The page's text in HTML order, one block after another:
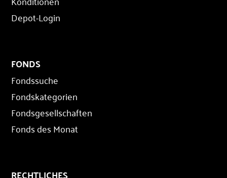
Depot-Login
FONDS
Fondssuche
Fondskategorien
Fondsgesellschaften
Fonds des Monat